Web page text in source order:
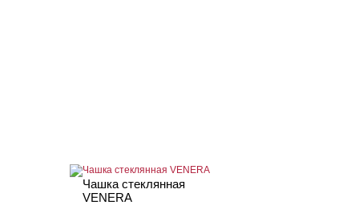
Чашка стеклянная
VENERA